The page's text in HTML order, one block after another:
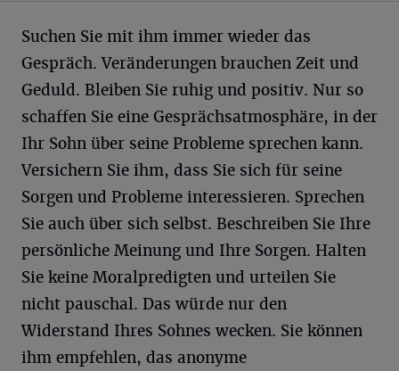
Suchen Sie mit ihm immer wieder das
Gespräch. Veränderungen brauchen Zeit und
Geduld. Bleiben Sie ruhig und positiv. Nur so
schaffen Sie eine Gesprächsatmosphäre, in der
Ihr Sohn über seine Probleme sprechen kann.
Versichern Sie ihm, dass Sie sich für seine
Sorgen und Probleme interessieren. Sprechen
Sie auch über sich selbst. Beschreiben Sie Ihre
persönliche Meinung und Ihre Sorgen. Halten
Sie keine Moralpredigten und urteilen Sie
nicht pauschal. Das würde nur den
Widerstand Ihres Sohnes wecken. Sie können
ihm empfehlen, das anonyme